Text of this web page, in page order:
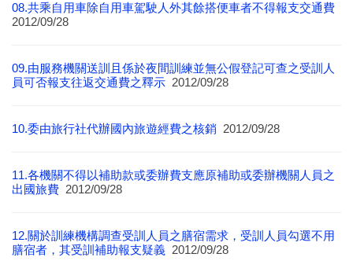
08.共乘自用車除自用車駕駛人外其餘搭便車者不得報支交通費
2012/09/28
09.由服務機關送訓且係於夜間訓練並無公假登記可查之受訓人
員可否報支往返交通費之釋示 2012/09/28
10.委由旅行社代辦國內旅遊經費之核銷 2012/09/28
11.各機關不得以補助款或委辦費支應原補助或委辦機關人員之
出國旅費 2012/09/28
12.關於訓練機構調查受訓人員之膳宿需求，受訓人員勾選不用
膳宿者，其受訓補助報支疑義 2012/09/28